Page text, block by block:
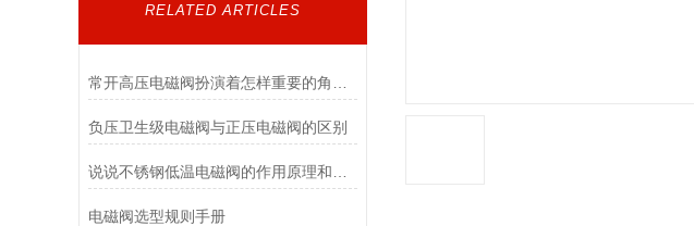
RELATED ARTICLES
负压卫生级电磁阀与正压电磁阀的区别
电磁阀选型规则手册